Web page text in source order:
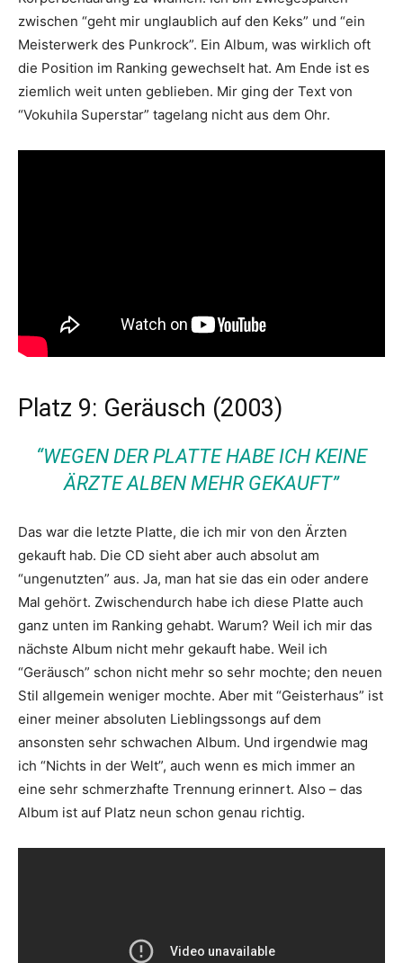
zwischen “geht mir unglaublich auf den Keks” und “ein
Meisterwerk des Punkrock”. Ein Album, was wirklich oft
die Position im Ranking gewechselt hat. Am Ende ist es
ziemlich weit unten geblieben. Mir ging der Text von
“Vokuhila Superstar” tagelang nicht aus dem Ohr.
Platz 9: Geräusch (2003)
“WEGEN DER PLATTE HABE ICH KEINE
ÄRZTE ALBEN MEHR GEKAUFT”
Das war die letzte Platte, die ich mir von den Ärzten
gekauft hab. Die CD sieht aber auch absolut am
“ungenutzten” aus. Ja, man hat sie das ein oder andere
Mal gehört. Zwischendurch habe ich diese Platte auch
ganz unten im Ranking gehabt. Warum? Weil ich mir das
nächste Album nicht mehr gekauft habe. Weil ich
“Geräusch” schon nicht mehr so sehr mochte; den neuen
Stil allgemein weniger mochte. Aber mit “Geisterhaus” ist
einer meiner absoluten Lieblingssongs auf dem
ansonsten sehr schwachen Album. Und irgendwie mag
ich “Nichts in der Welt”, auch wenn es mich immer an
eine sehr schmerzhafte Trennung erinnert. Also – das
Album ist auf Platz neun schon genau richtig.